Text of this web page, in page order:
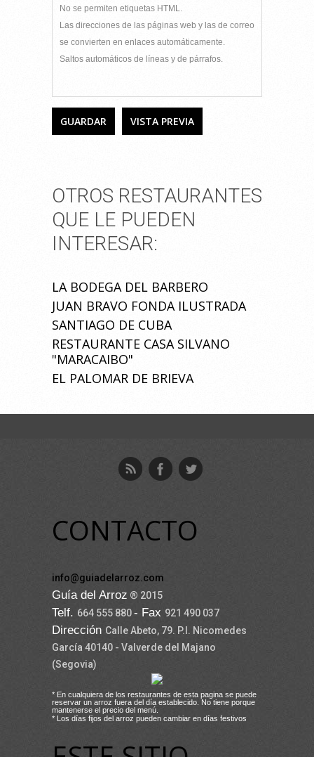
No se permiten etiquetas HTML.
Las direcciones de las páginas web y las de correo
se convierten en enlaces automáticamente.
Saltos automáticos de líneas y de párrafos.
OTROS RESTAURANTES
QUE LE PUEDEN
INTERESAR:
LA BODEGA DEL BARBERO
JUAN BRAVO FONDA ILUSTRADA
SANTIAGO DE CUBA
RESTAURANTE CASA SILVANO
"MARACAIBO"
EL PALOMAR DE BRIEVA
CONTACTO
info@guiadelarroz.com
Guía del Arroz ® 2015
Telf. 664 555 880- Fax 921 490 037
Dirección Calle Abeto, 79. P.I. Nicomedes
García 40140 - Valverde del Majano
(Segovia)
* En cualquiera de los restaurantes de esta pagina se puede
reservar un arroz fuera del día establecido. No tiene porque
mantenerse el precio del menú.
* Los días fijos del arroz pueden cambiar en días festivos